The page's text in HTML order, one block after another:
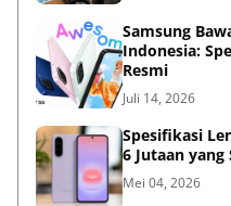
Samsung
Indonesia:
Resmi
Juli 14, 2026
Spesifikasi
6 Jutaan yang
Mei 04, 2026